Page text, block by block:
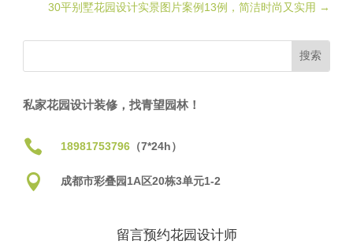
30平别墅花园设计实景图片案例13例，简洁时尚又实用 →
私家花园设计装修，找青望园林！
 18981753796（7*24h）
 成都市彩叠园1A区20栋3单元1-2
留言预约花园设计师